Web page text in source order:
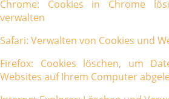
Chrome: Cookies in Chrome
verwalten
Safari: Verwalten von Cookies und
Firefox: Cookies löschen, um
Websites auf Ihrem Computer